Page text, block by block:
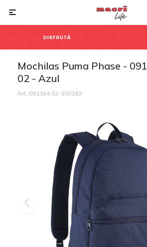

Mochilas Puma Phase -
02 - Azul
091164 02-150183